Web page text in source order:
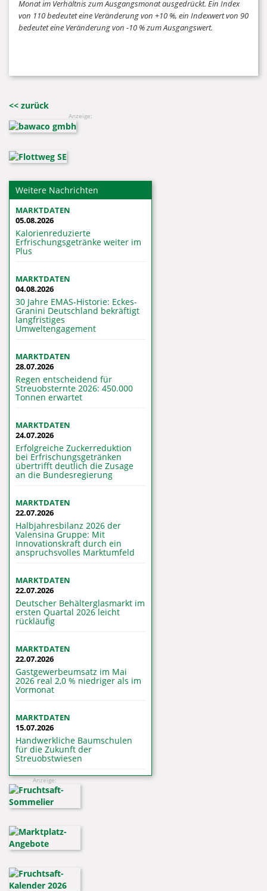
Monat im Verhältnis zum Ausgangsmonat ausgedrückt. Ein Index
von 110 bedeutet eine Veränderung von +10 %, ein Indexwert von 90
bedeutet eine Veränderung von -10 % zum Ausgangswert.
<< zurück
Anzeige:
Weitere Nachrichten
MARKTDATEN
05.08.2026
Kalorienreduzierte
Erfrischungsgetränke weiter im
Plus
MARKTDATEN
04.08.2026
30 Jahre EMAS-Historie: Eckes-
Granini Deutschland bekräftigt
langfristiges
Umweltengagement
MARKTDATEN
28.07.2026
Regen entscheidend für
Streuobsternte 2026: 450.000
Tonnen erwartet
MARKTDATEN
24.07.2026
Erfolgreiche Zuckerreduktion
bei Erfrischungsgetränken
übertrifft deutlich die Zusage
an die Bundesregierung
MARKTDATEN
22.07.2026
Halbjahresbilanz 2026 der
Valensina Gruppe: Mit
Innovationskraft durch ein
anspruchsvolles Marktumfeld
MARKTDATEN
22.07.2026
Deutscher Behälterglasmarkt im
ersten Quartal 2026 leicht
rückläufig
MARKTDATEN
22.07.2026
Gastgewerbeumsatz im Mai
2026 real 2,0 % niedriger als im
Vormonat
MARKTDATEN
15.07.2026
Handwerkliche Baumschulen
für die Zukunft der
Streuobstwiesen
Anzeige: